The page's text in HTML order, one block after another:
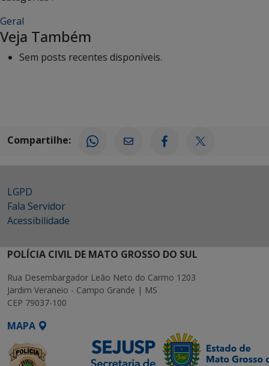
Geral
Veja Também
Sem posts recentes disponíveis.
Compartilhe:
LGPD
Fala Servidor
Acessibilidade
POLÍCIA CIVIL DE MATO GROSSO DO SUL
Rua Desembargador Leão Neto do Carmo 1203
Jardim Veraneio - Campo Grande | MS
CEP 79037-100
MAPA